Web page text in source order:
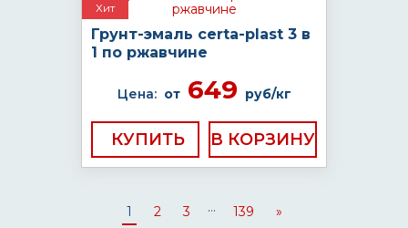
Хит
Грунт-эмаль certa-plast 3 в
1 по ржавчине
Цена: от649 руб/кг
КУПИТЬ
1 2 3 ... 139 »